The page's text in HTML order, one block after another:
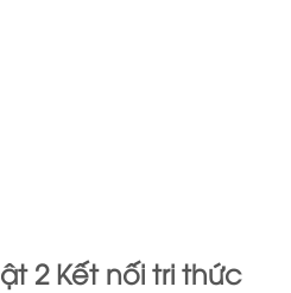
2 Kết nối tri thức